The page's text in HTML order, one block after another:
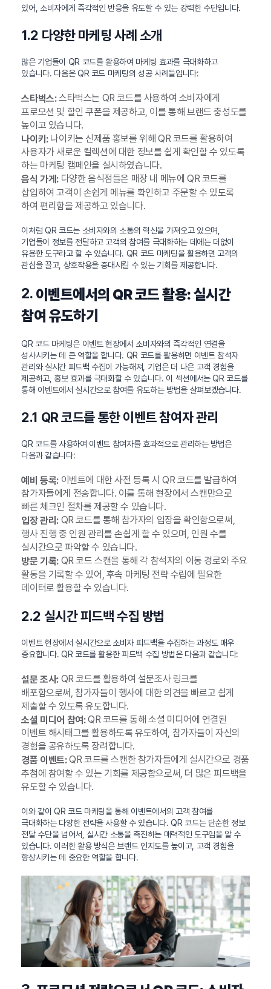
있어, 소비자에게 즉각적인 반응을 유도할 수 있는 강력한 수단입니다.
1.2 다양한 마케팅 사례 소개
많은 기업들이 QR 코드를 활용하여 마케팅 효과를 극대화하고
있습니다. 다음은 QR 코드 마케팅의 성공 사례들입니다:
스타벅스:스타벅스는 QR 코드를 사용하여 소비자에게
프로모션 및 할인 쿠폰을 제공하고, 이를 통해 브랜드 충성도를
높이고 있습니다.
나이키:나이키는 신제품 홍보를 위해 QR 코드를 활용하여
사용자가 새로운 컬렉션에 대한 정보를 쉽게 확인할 수 있도록
하는 마케팅 캠페인을 실시하였습니다.
음식 가게:다양한 음식점들은 매장 내 메뉴에 QR 코드를
삽입하여 고객이 손쉽게 메뉴를 확인하고 주문할 수 있도록
하여 편리함을 제공하고 있습니다.
이처럼 QR 코드는 소비자와의 소통의 혁신을 가져오고 있으며,
기업들이 정보를 전달하고 고객의 참여를 극대화하는 데에는 더없이
유용한 도구라고 할 수 있습니다. QR 코드 마케팅을 활용하면 고객의
관심을 끌고, 상호작용을 증대시킬 수 있는 기회를 제공합니다.
2. 이벤트에서의 QR 코드 활용: 실시간
참여 유도하기
QR 코드 마케팅은 이벤트 현장에서 소비자와의 즉각적인 연결을
성사시키는 데 큰 역할을 합니다. QR 코드를 활용하면 이벤트 참석자
관리와 실시간 피드백 수집이 가능해져, 기업은 더 나은 고객 경험을
제공하고, 홍보 효과를 극대화할 수 있습니다. 이 섹션에서는 QR 코드를
통해 이벤트에서 실시간으로 참여를 유도하는 방법을 살펴보겠습니다.
2.1 QR 코드를 통한 이벤트 참여자 관리
QR 코드를 사용하여 이벤트 참여자를 효과적으로 관리하는 방법은
다음과 같습니다:
예비 등록:이벤트에 대한 사전 등록 시 QR 코드를 발급하여
참가자들에게 전송합니다. 이를 통해 현장에서 스캔만으로
빠른 체크인 절차를 제공할 수 있습니다.
입장 관리:QR 코드를 통해 참가자의 입장을 확인함으로써,
행사 진행 중 인원 관리를 손쉽게 할 수 있으며, 인원 수를
실시간으로 파악할 수 있습니다.
방문 기록:QR 코드 스캔을 통해 각 참석자의 이동 경로와 주요
활동을 기록할 수 있어, 후속 마케팅 전략 수립에 필요한
데이터로 활용할 수 있습니다.
2.2 실시간 피드백 수집 방법
이벤트 현장에서 실시간으로 소비자 피드백을 수집하는 과정도 매우
중요합니다. QR 코드를 활용한 피드백 수집 방법은 다음과 같습니다:
설문 조사:QR 코드를 활용하여 설문조사 링크를
배포함으로써, 참가자들이 행사에 대한 의견을 빠르고 쉽게
제출할 수 있도록 유도합니다.
소셜 미디어 참여:QR 코드를 통해 소셜 미디어에 연결된
이벤트 해시태그를 활용하도록 유도하여, 참가자들이 자신의
경험을 공유하도록 장려합니다.
경품 이벤트:QR 코드를 스캔한 참가자들에게 실시간으로 경품
추첨에 참여할 수 있는 기회를 제공함으로써, 더 많은 피드백을
유도할 수 있습니다.
이와 같이 QR 코드 마케팅을 통해 이벤트에서의 고객 참여를
극대화하는 다양한 전략을 사용할 수 있습니다. QR 코드는 단순한 정보
전달 수단을 넘어서, 실시간 소통을 촉진하는 매력적인 도구임을 알 수
있습니다. 이러한 활용 방식은 브랜드 인지도를 높이고, 고객 경험을
향상시키는 데 중요한 역할을 합니다.